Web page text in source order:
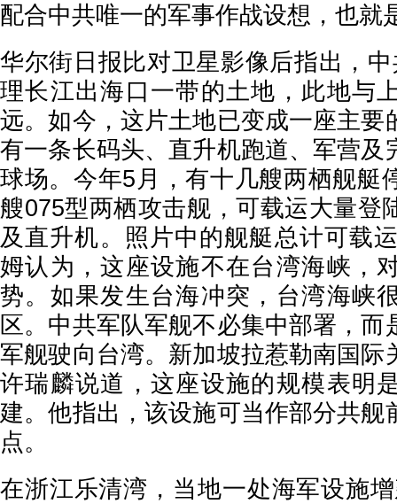
配合中共唯一的军事作战设想，也就
华尔街日报比对卫星影像后指出，
理长江出海口一带的土地，此地与
远。如今，这片土地已变成一座主要
有一条长码头、直升机跑道、军营及
球场。今年5月，有十几艘两栖舰艇
艘075型两栖攻击舰，可载运大量登
及直升机。照片中的舰艇总计可载
姆认为，这座设施不在台湾海峡，
势。如果发生台海冲突，台湾海峡
区。中共军队军舰不必集中部署，而
军舰驶向台湾。新加坡拉惹勒南国际
许瑞麟说道，这座设施的规模表明
建。他指出，该设施可当作部分共舰
点。
在浙江乐清湾，当地一处海军设施